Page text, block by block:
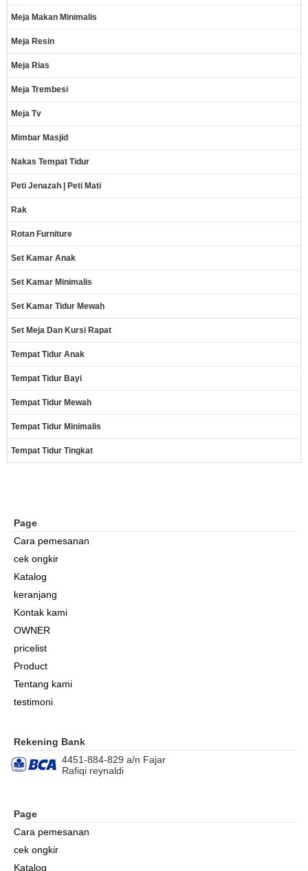
Meja Makan Minimalis
Meja Resin
Meja Rias
Meja Trembesi
Meja Tv
Mimbar Masjid
Nakas Tempat Tidur
Peti Jenazah | Peti Mati
Rak
Rotan Furniture
Set Kamar Anak
Set Kamar Minimalis
Set Kamar Tidur Mewah
Set Meja Dan Kursi Rapat
Tempat Tidur Anak
Tempat Tidur Bayi
Tempat Tidur Mewah
Tempat Tidur Minimalis
Tempat Tidur Tingkat
Page
Cara pemesanan
cek ongkir
Katalog
keranjang
Kontak kami
OWNER
pricelist
Product
Tentang kami
testimoni
Rekening Bank
4451-884-829 a/n Fajar
Rafiqi reynaldi
Page
Cara pemesanan
cek ongkir
Katalog